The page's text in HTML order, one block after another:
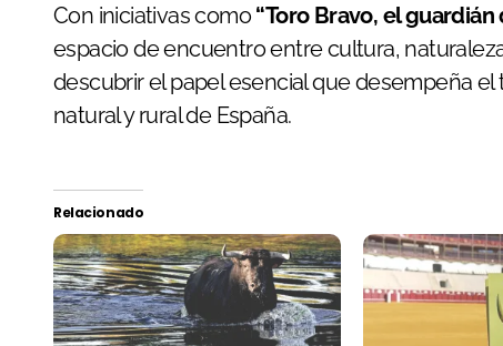
Con iniciativas como“Toro Bravo, el
espacio de encuentro entre cultura,
descubrir el papel esencial que desempeña
natural y rural de España.
Relacionado